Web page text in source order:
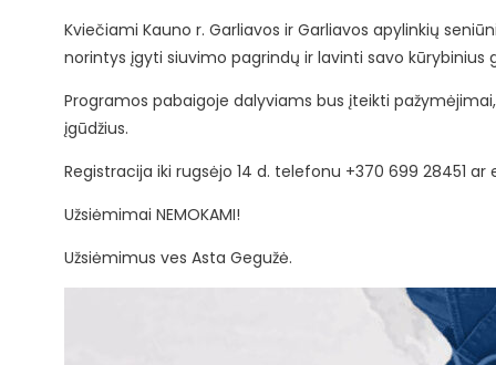
Kviečiami Kauno r. Garliavos ir Garliavos apylinkių
norintys įgyti siuvimo pagrindų ir lavinti savo kūrybinius
Programos pabaigoje dalyviams bus įteikti
įgūdžius.
Registracija iki rugsėjo 14 d. telefonu +370 699 28451
Užsiėmimai NEMOKAMI!
Užsiėmimus ves Asta Gegužė.